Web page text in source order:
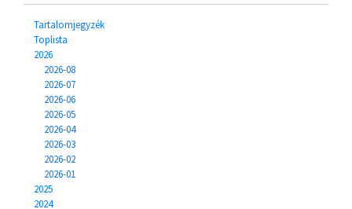
Tartalomjegyzék
Toplista
2026
2026-08
2026-07
2026-06
2026-05
2026-04
2026-03
2026-02
2026-01
2025
2024